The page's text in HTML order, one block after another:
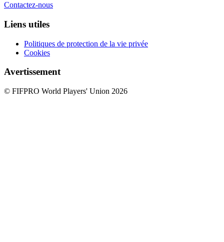
Contactez-nous
Liens utiles
Politiques de protection de la vie privée
Cookies
Avertissement
© FIFPRO World Players' Union 2026